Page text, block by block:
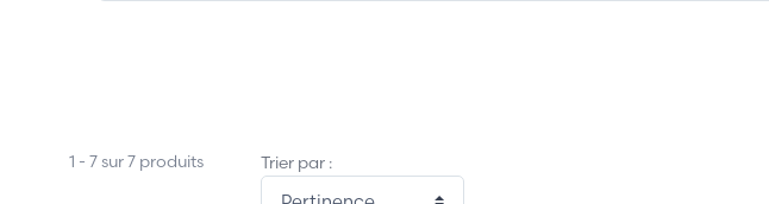
1 - 7 sur 7 produits Trier par :